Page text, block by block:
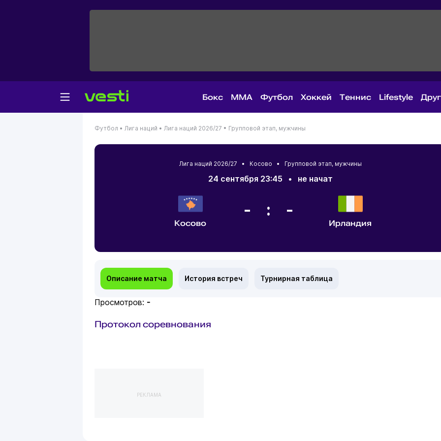
Бокс MMA Футбол Хоккей Теннис Lifestyle
Футбол • Лига наций • Лига наций 2026/27 • Групповой этап, мужчины
Лига наций 2026/27 • Косово • Групповой этап, мужчины
24 сентября 23:45 • не начат
Косово
- : -
Ирландия
Описание матча История встреч Турнирная таблица
Просмотров: -
Протокол соревнования
РЕКЛАМА